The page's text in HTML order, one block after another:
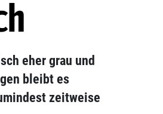
eher grau und
bleibt es
zeitweise